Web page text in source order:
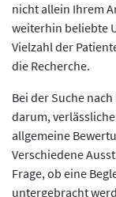
nicht allein Ihrem
weiterhin beliebte
Vielzahl der
die Recherche.
Bei der Suche
darum,
allgemeine
Verschiedene
Frage, ob eine
untergebracht